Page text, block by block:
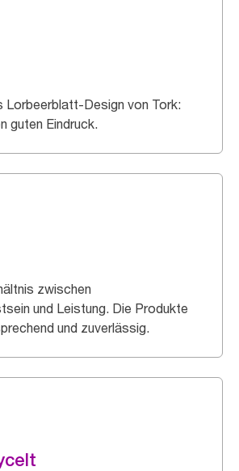
Lorbeerblatt-Design von Tork:
guten Eindruck.
zwischen
und Leistung. Die Produkte
und zuverlässig.